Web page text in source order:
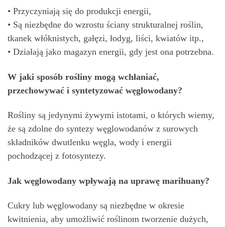
• Przyczyniają się do produkcji energii,
• Są niezbędne do wzrostu ściany strukturalnej roślin,
tkanek włóknistych, gałęzi, łodyg, liści, kwiatów itp.,
• Działają jako magazyn energii, gdy jest ona potrzebna.
W jaki sposób rośliny mogą wchłaniać,
przechowywać i syntetyzować węglowodany?
Rośliny są jedynymi żywymi istotami, o których wiemy,
że są zdolne do syntezy węglowodanów z surowych
składników dwutlenku węgla, wody i energii
pochodzącej z fotosyntezy.
Jak węglowodany wpływają na uprawę marihuany?
Cukry lub węglowodany są niezbędne w okresie
kwitnienia, aby umożliwić roślinom tworzenie dużych,